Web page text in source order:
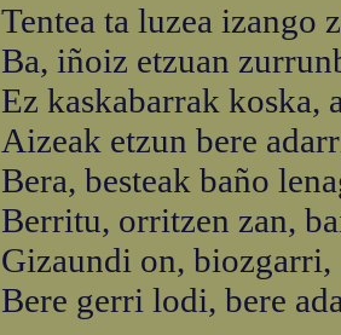
Tentea ta luzea izango
Ba, iñoiz etzuan
Ez kaskabarrak koska,
Aizeak etzun bere
Bera, besteak baño
Berritu, orritzen zan,
Gizaundi on,
Bere gerri lodi, bere